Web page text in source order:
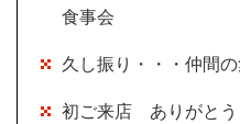
食事会
久し振り・・・仲間
初ご来店 ありがとう